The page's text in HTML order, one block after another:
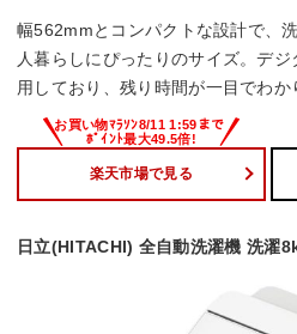
幅562mmとコンパクトな設計で、
人暮らしにぴったりのサイズ。デ
用しており、残り時間が一目でわか
楽天市場で見る
日立(HITACHI) 全自動洗濯機 洗濯